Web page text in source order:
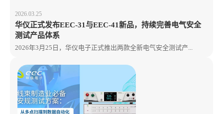
2026.03.25
华仪正式发布EEC-31与EEC-41新品，持续完善电气安全
测试产品体系
2026年3月25日，华仪电子正式推出两款全新电气安全测试产...